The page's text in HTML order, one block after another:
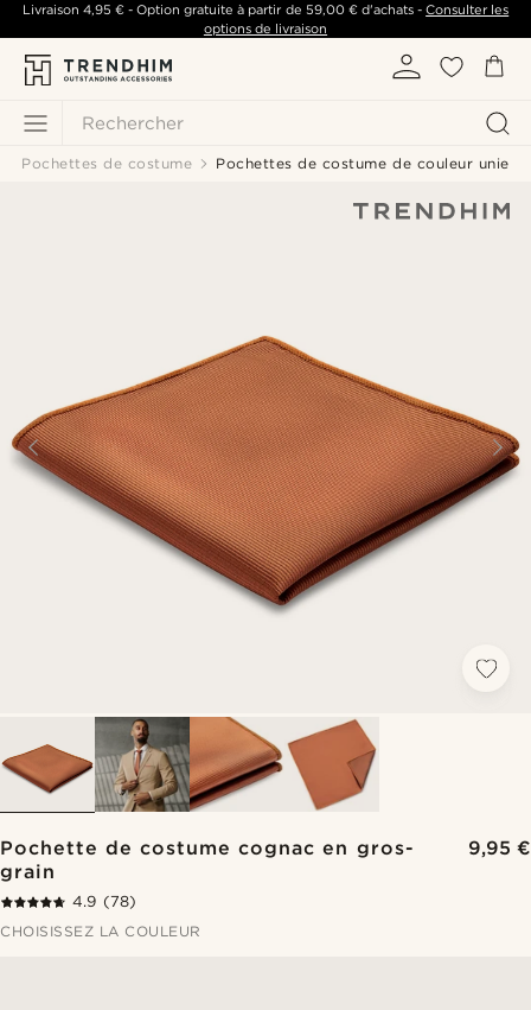
Rechercher
Livraison 4,95 €- Option gratuite à partir de 59,00 €d'achats -Consulter les
options de livraison
Pochettes de costume Pochettes de costume de couleur unie
Pochette de costume cognac en gros-
grain
9,95 €
4.9 (78)
CHOISISSEZ LA COULEUR